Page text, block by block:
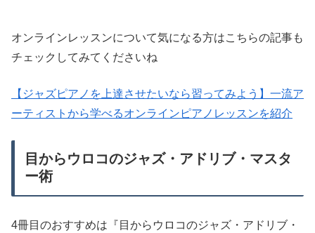
オンラインレッスンについて気になる方はこちらの記事も
チェックしてみてくださいね
【ジャズピアノを上達させたいなら習ってみよう】一流ア
ーティストから学べるオンラインピアノレッスンを紹介
目からウロコのジャズ・アドリブ・マスタ
ー術
4冊目のおすすめは『目からウロコのジャズ・アドリブ・